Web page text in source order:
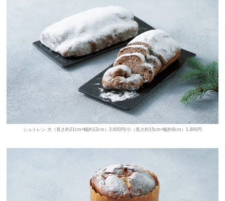
シュトレン 大（長さ約21cm×幅約12cm）3,600円/小（長さ約15cm×幅約8cm）1,800円